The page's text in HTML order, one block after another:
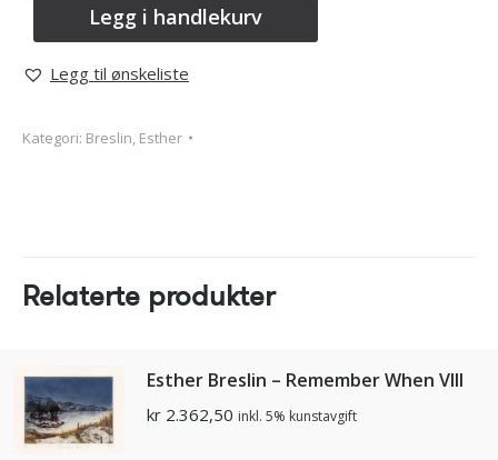
Legg i handlekurv
Legg til ønskeliste
Kategori: Breslin, Esther
Relaterte produkter
Esther Breslin – Remember When Vlll
kr 2.362,50 inkl. 5% kunstavgift